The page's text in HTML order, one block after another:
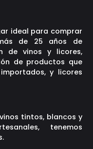
ideal para comprar
de 25 años de
de vinos y licores,
de productos que
y licores
tintos, blancos y
tenemos